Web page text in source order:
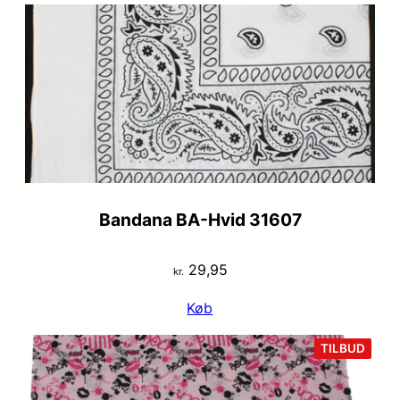
Bandana BA-Hvid 31607
kr.29,95
Køb
TILBUD
PÅ